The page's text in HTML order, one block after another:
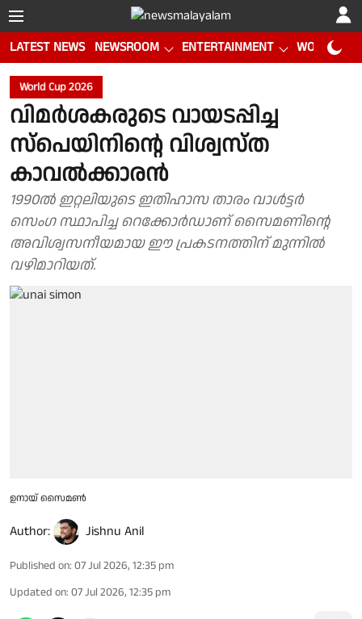
LATEST NEWS NEWSROOM ENTERTAINMENT WORLD CUP
World Cup 2026
വിമർശകരുടെ വായടപ്പിച്ച
സ്പെയിനിന്റെ വിശ്വസ്ത
കാവൽക്കാരൻ
1990ൽ ഇറ്റലിയുടെ ഇതിഹാസ താരം വാൾട്ടർ
സെംഗ സ്ഥാപിച്ച റെക്കോർഡാണ് സൈമണിന്റെ
അവിശ്വസനീയമായ ഈ പ്രകടനത്തിന് മുന്നിൽ
വഴിമാറിയത്.
ഉനായ് സൈമൺ
Author: Jishnu Anil
Published on: 07 Jul 2026, 12:35 pm
Updated on: 07 Jul 2026, 12:35 pm